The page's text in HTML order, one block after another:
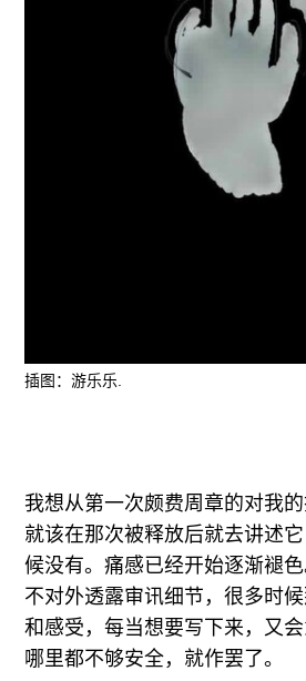
插图：游乐乐.
我想从第一次颇费周章的对我
就该在那次被释放后就去讲述
候没有。痛感已经开始逐渐褪
不对外透露审讯细节，很多时
和感受，每当想要写下来，又
哪里都不够安全，就作罢了。